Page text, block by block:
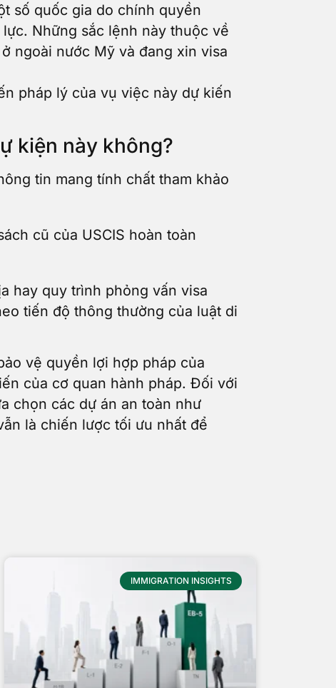
số quốc gia do chính quyền
Những sắc lệnh này thuộc về
ngoài nước Mỹ và đang xin visa
pháp lý của vụ việc này dự kiến
kiện này không?
tin mang tính chất tham khảo
cũ của USCIS hoàn toàn
hay quy trình phỏng vấn visa
tiến độ thông thường của luật di
vệ quyền lợi hợp pháp của
của cơ quan hành pháp. Đối với
chọn các dự án an toàn như
là chiến lược tối ưu nhất để
IMMIGRATION INSIGHTS